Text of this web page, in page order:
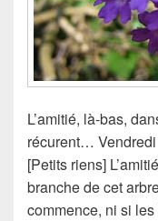
L’amitié, là-bas,
récurent…
[Petits riens]
branche de cet
commence, ni si